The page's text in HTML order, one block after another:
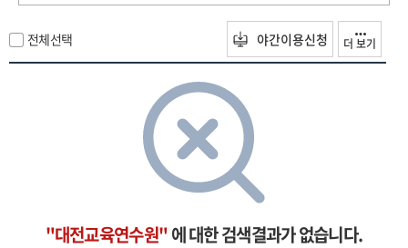
전체선택 야간이용신청 더 보기
"대전교육연수원"에 대한 검색결과가 없습니다.